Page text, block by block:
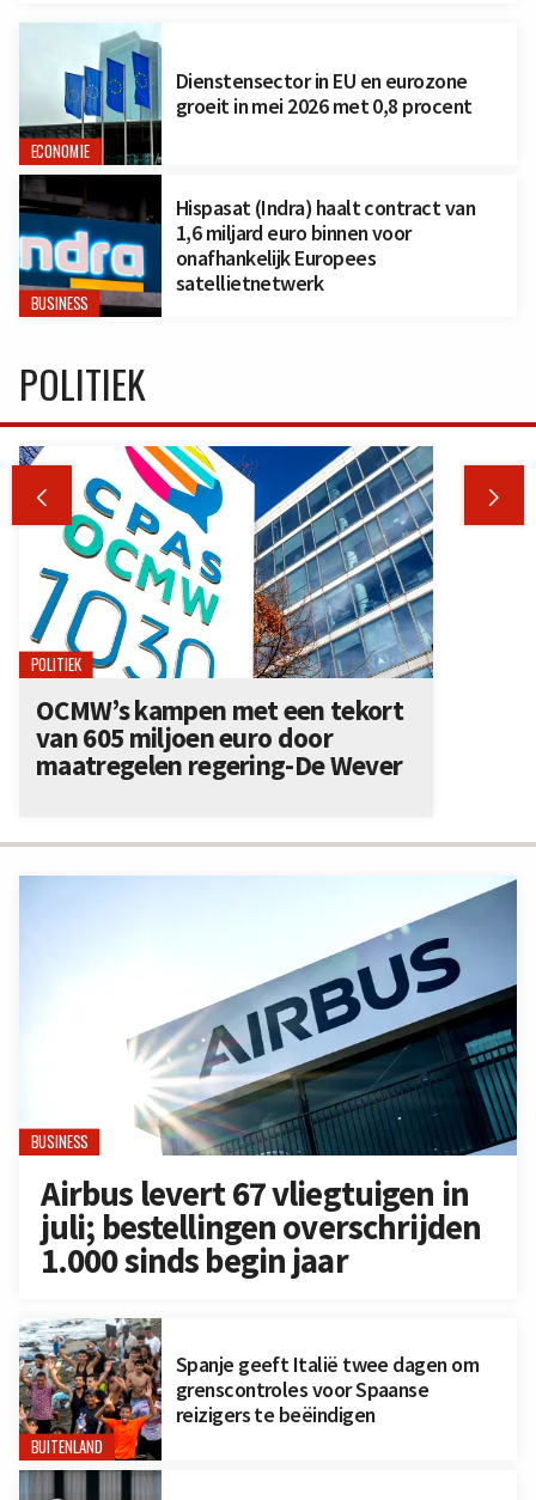
ECONOMIE
Dienstensector in EU en eurozone
groeit in mei 2026 met 0,8 procent
BUSINESS
Hispasat (Indra) haalt contract van
1,6 miljard euro binnen voor
onafhankelijk Europees
satellietnetwerk
BUSINESS
Airbus levert 67 vliegtuigen in
juli; bestellingen overschrijden
1.000 sinds begin jaar
BUITENLAND
Spanje geeft Italië twee dagen om
grenscontroles voor Spaanse
reizigers te beëindigen
POLITIEK
 
POLITIEK
OCMW’s kampen met een tekort
van 605 miljoen euro door
maatregelen regering-De Wever